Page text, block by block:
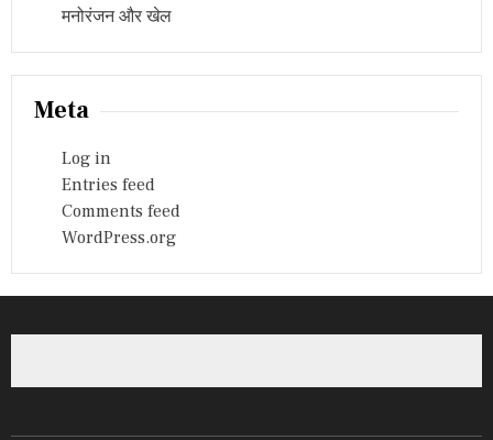
मनोरंजन और खेल
Meta
Log in
Entries feed
Comments feed
WordPress.org